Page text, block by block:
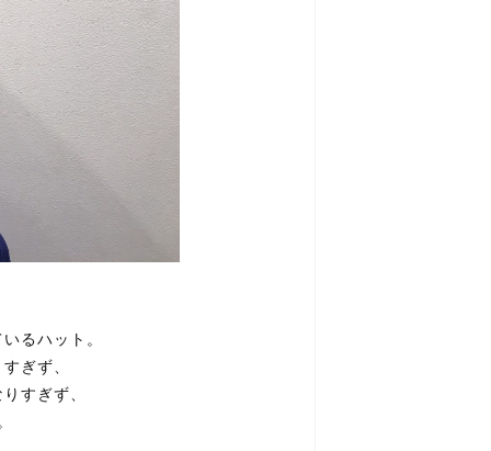
るハット。
ぎず、
すぎず、